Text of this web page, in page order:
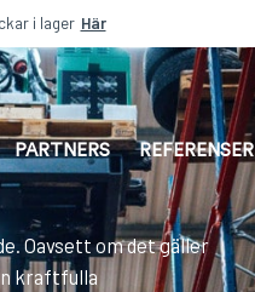
i lager Här
PARTNERS REFERENSER
Oavsett om det gäller
kraftfulla